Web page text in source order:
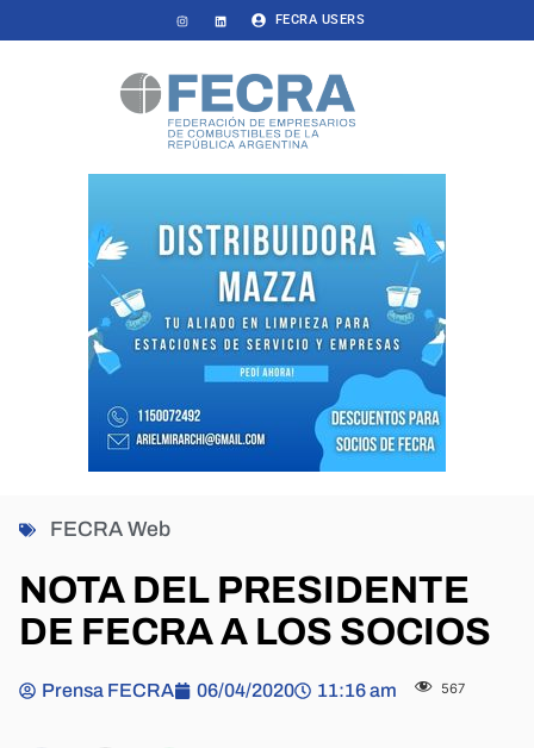
FECRA USERS
FECRA Web
NOTA DEL PRESIDENTE
DE FECRA A LOS SOCIOS
Prensa FECRA 06/04/2020 11:16 am 567